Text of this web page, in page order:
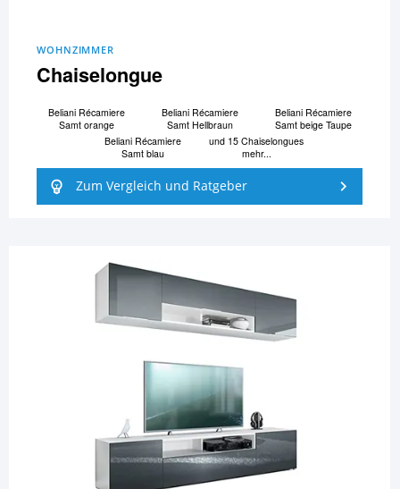
WOHNZIMMER
Chaiselongue
Beliani Ré­ca­mi­e­re
Samt orange
Beliani Ré­ca­mi­e­re
Samt Hellbraun
Beliani Ré­ca­mi­e­re
Samt beige Taupe
Beliani Ré­ca­mi­e­re
Samt blau
und 15 Chaiselongues
mehr...
Zum Vergleich und Ratgeber